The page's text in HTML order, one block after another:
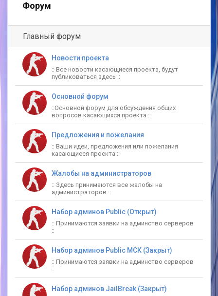
Форум
Главный форум
Новости проекта
:: Все новости касающиеся проекта, будут
публиковаться здесь ::
Основной форум
::Основной форум для обсуждения общих
вопросов касающихся проекта ::
Предложения и пожелания
:: Ваши идеи, предложения или пожелания
касающиеся проекта ::
Жалобы на администраторов
:: Здесь принимаются все жалобы на
администраторов ::
Набор админов Public (Открыт)
:: Принимаются заявки на админство серверов
::
Набор админов Public МСК (Закрыт)
:: Принимаются заявки на админство серверов
::
Набор админов JailBreak (Закрыт)